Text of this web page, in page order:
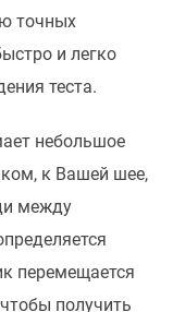
точных
и легко
теста.
небольшое
к Вашей шее,
между
перемещается
получить